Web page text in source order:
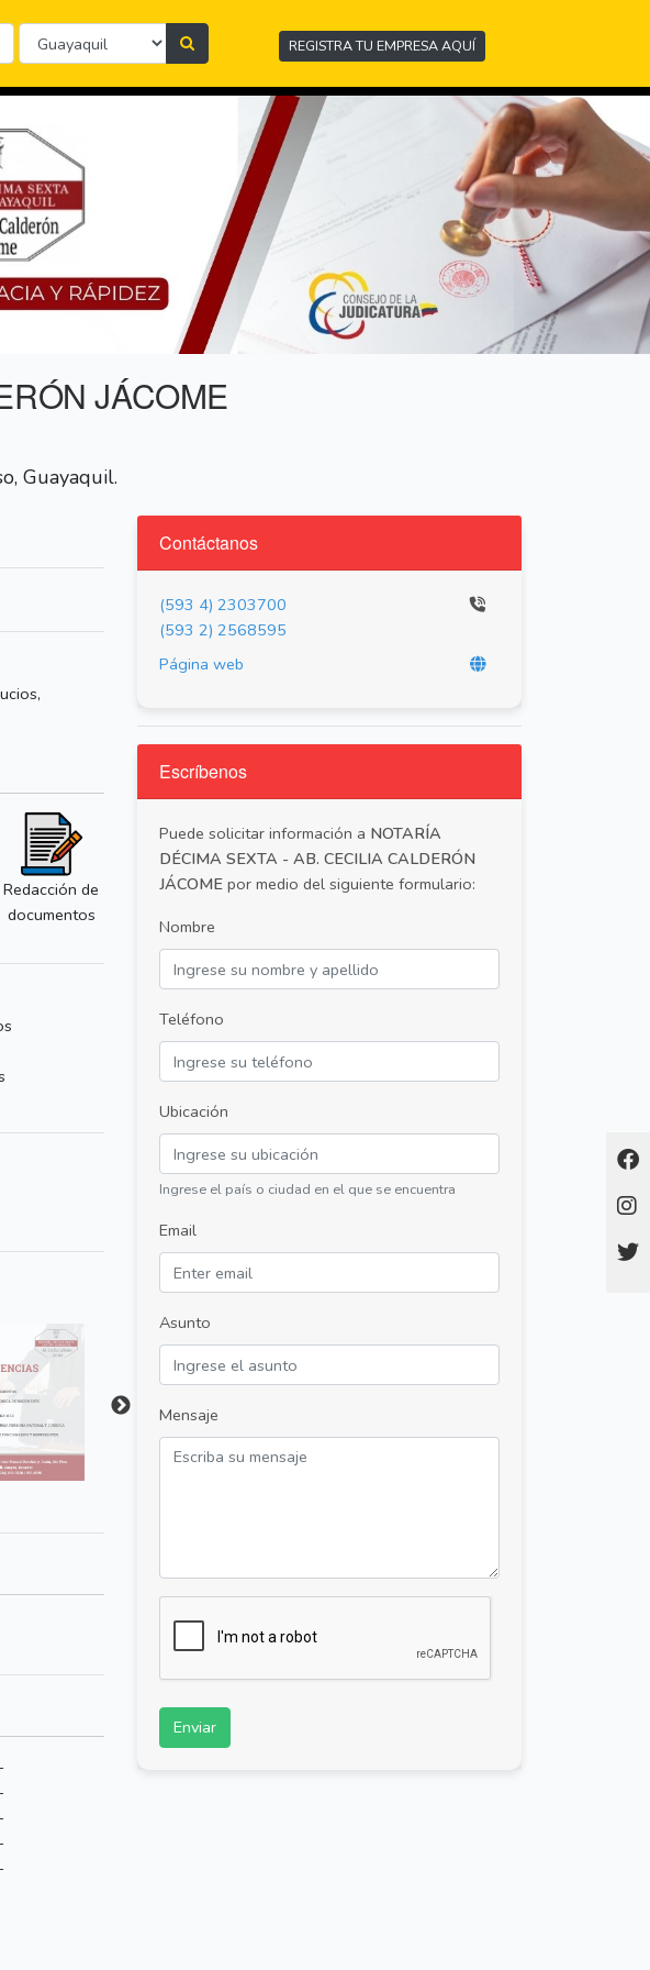
REGISTRA TU EMPRESA AQUÍ
JÁCOME
Guayaquil.
Redacción de
documentos
-
-
-
-
-
Contáctanos
(593 4) 2303700
(593 2) 2568595
Página web
Escríbenos
Puede solicitar información a NOTARÍA
DÉCIMA SEXTA - AB. CECILIA CALDERÓN
JÁCOME por medio del siguiente formulario:
Nombre
Teléfono
Ubicación
Ingrese el país o ciudad en el que se encuentra
Email
Asunto
Mensaje
Enviar